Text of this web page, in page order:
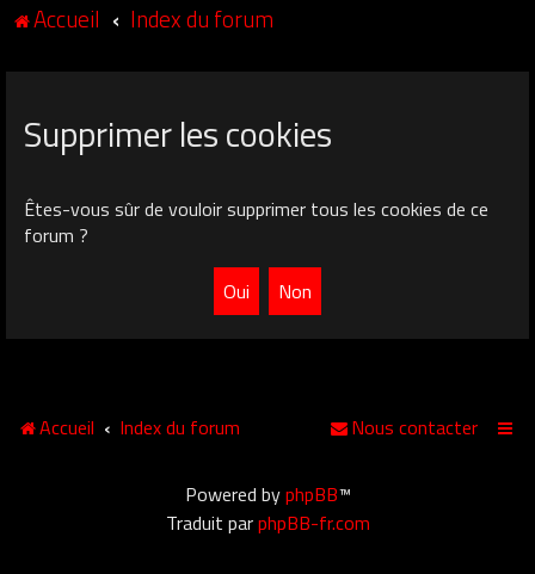
Accueil Index du forum
Supprimer les cookies
Êtes-vous sûr de vouloir supprimer tous les cookies de ce
forum ?
Accueil Index du forum Nous contacter
Powered byphpBB™
Traduit parphpBB-fr.com